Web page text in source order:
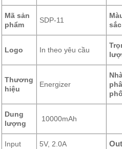
Mã sản
phẩm
SDP-11
sắc
Logo In theo yêu cầu
Thương
hiệu
Energizer
Dung
lượng
10000mAh
Input 5V, 2.0A